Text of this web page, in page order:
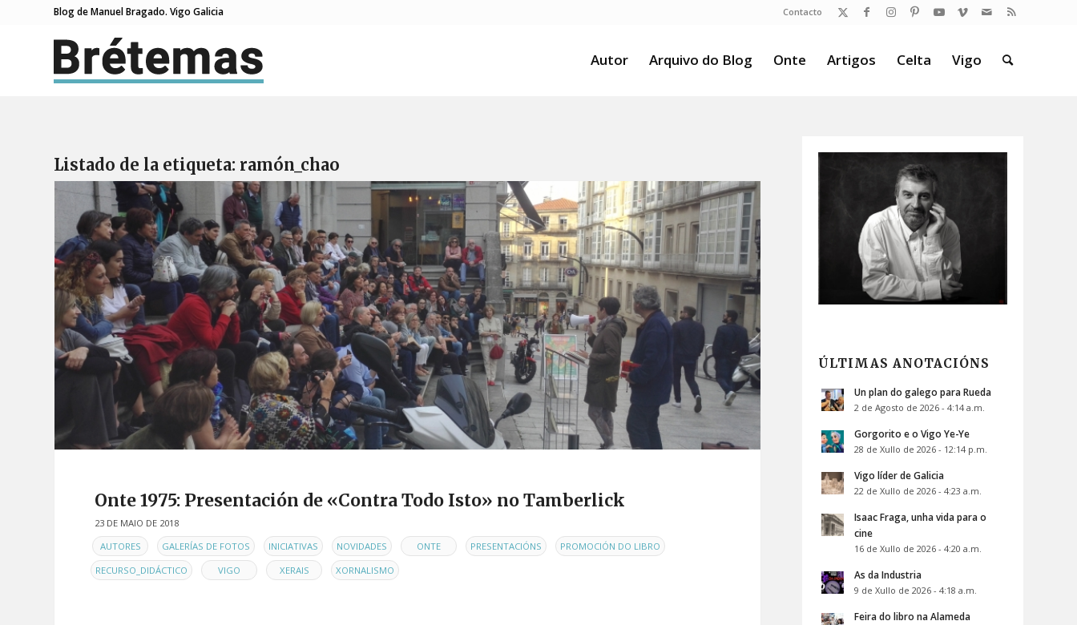
Contacto
Blog de Manuel Bragado. Vigo Galicia
Autor Arquivo do Blog Onte Artigos Celta Vigo
Listado de la etiqueta: ramón_chao
Onte 1975: Presentación de «Contra Todo Isto» no Tamberlick
23 DE MAIO DE 2018
EN AUTORES GALERÍAS DE FOTOS INICIATIVAS NOVIDADES ONTE PRESENTACIÓNS PROMOCIÓN DO LIBRO
RECURSO_DIDÁCTICO VIGO XERAIS XORNALISMO
ÚLTIMAS ANOTACIÓNS
Un plan do galego para Rueda
2 de Agosto de 2026 - 4:14 a.m.
Gorgorito e o Vigo Ye-Ye
28 de Xullo de 2026 - 12:14 p.m.
Vigo líder de Galicia
22 de Xullo de 2026 - 4:23 a.m.
Isaac Fraga, unha vida para o
cine
16 de Xullo de 2026 - 4:20 a.m.
As da Industria
9 de Xullo de 2026 - 4:18 a.m.
Feira do libro na Alameda